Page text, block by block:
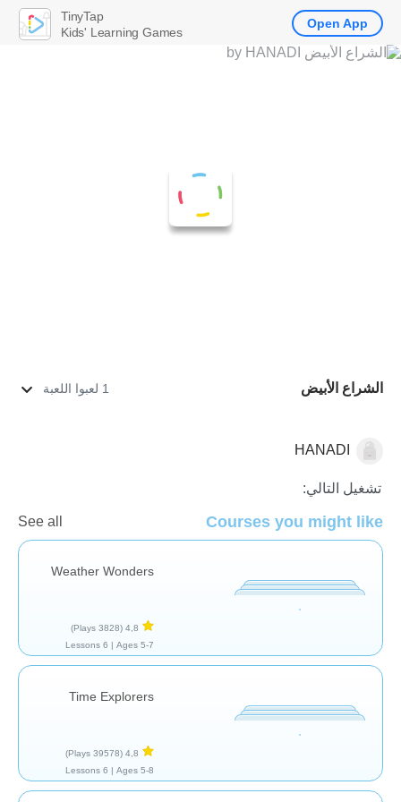
الشراع الأبيض 1 لعبوا اللعبة
الإحساس بالوقت
HANADI
تشغيل التالي:
Courses you might like
See all
Weather Wonders
4,8
(3828 Plays)
Ages 5-7 |
6 Lessons
Time Explorers
4,8
(39578 Plays)
Ages 5-8 |
6 Lessons
TinyTap
Kids' Learning Games
Open App